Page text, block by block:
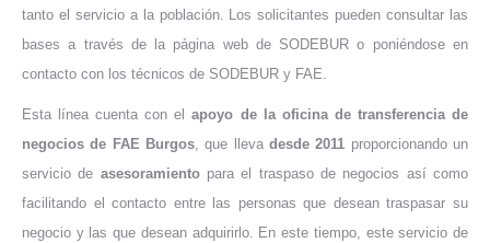
tanto el servicio a la población. Los solicitantes pueden consultar las
bases a través de la página web de SODEBUR o poniéndose en
contacto con los técnicos de SODEBUR y FAE.
Esta línea cuenta con elapoyo de la oficina de transferencia de
negocios de FAE Burgos, que lleva desde 2011 proporcionando un
servicio de asesoramientopara el traspaso de negocios así como
facilitando el contacto entre las personas que desean traspasar su
negocio y las que desean adquirirlo. En este tiempo, este servicio de